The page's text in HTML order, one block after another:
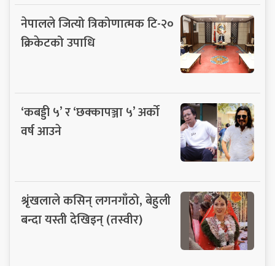
नेपालले जित्यो त्रिकोणात्मक टि-२०
क्रिकेटको उपाधि
‘कबड्डी ५’ र ‘छक्कापञ्जा ५’ अर्को
वर्ष आउने
श्रृंखलाले कसिन् लगनगाँठो, बेहुली
बन्दा यस्ती देखिइन् (तस्वीर)